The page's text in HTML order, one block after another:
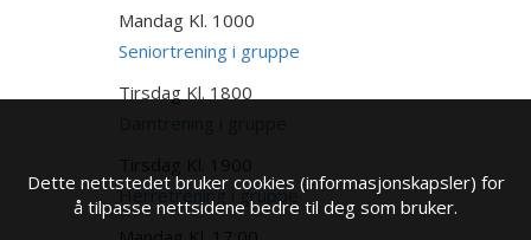
Mandag Kl. 1000
Seniortrening i gruppe
18
Tirsdag Kl. 1800
AUG
Herretrening i gruppe
Dette nettstedet bruker cookies (informasjonskapsler) for
å tilpasse nettsidene bedre til deg som bruker.